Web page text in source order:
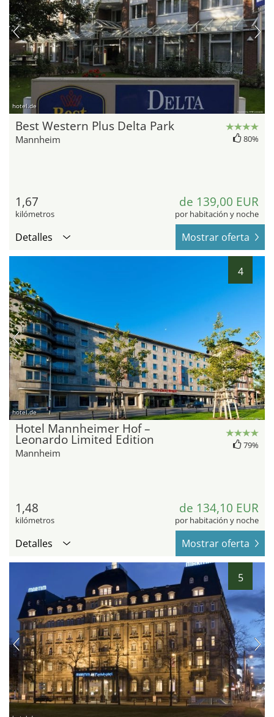
hotel.de
Best Western Plus Delta Park
Mannheim 80%
1,67
kilómetros
de 139,00 EUR
por habitación y noche
Detalles Mostrar oferta
4
hotel.de
Hotel Mannheimer Hof –
Leonardo Limited Edition
Mannheim
79%
1,48
kilómetros
de 134,10 EUR
por habitación y noche
Detalles Mostrar oferta
5